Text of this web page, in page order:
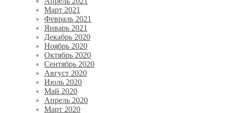
Март 2021
Февраль 2021
Январь 2021
Декабрь 2020
Ноябрь 2020
Октябрь 2020
Сентябрь 2020
Август 2020
Июль 2020
Май 2020
Апрель 2020
Март 2020